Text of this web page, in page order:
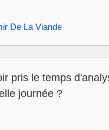
De La Viande
pris le temps
journée ?